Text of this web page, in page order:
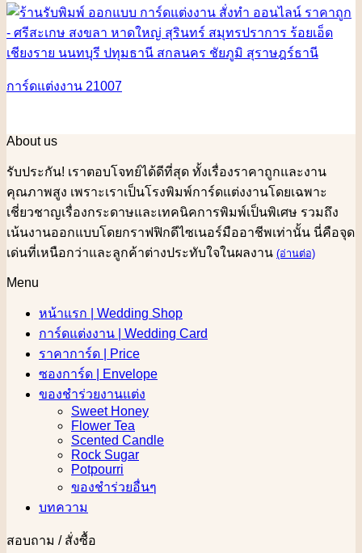
การ์ดแต่งงาน 21007
About us
รับประกัน! เราตอบโจทย์ได้ดีที่สุด ทั้งเรื่องราคาถูกและงาน
คุณภาพสูง เพราะเราเป็นโรงพิมพ์การ์ดแต่งงานโดยเฉพาะ
เชี่ยวชาญเรื่องกระดาษและเทคนิคการพิมพ์เป็นพิเศษ รวมถึง
เน้นงานออกแบบโดยกราฟฟิกดีไซเนอร์มืออาชีพเท่านั้น นี่คือจุด
เด่นที่เหนือกว่าและลูกค้าต่างประทับใจในผลงาน (อ่านต่อ)
Menu
หน้าแรก | Wedding Shop
การ์ดแต่งงาน | Wedding Card
ราคาการ์ด | Price
ซองการ์ด | Envelope
ของชำร่วยงานแต่ง
Sweet Honey
Flower Tea
Scented Candle
Rock Sugar
Potpourri
ของชำร่วยอื่นๆ
บทความ
สอบถาม / สั่งซื้อ